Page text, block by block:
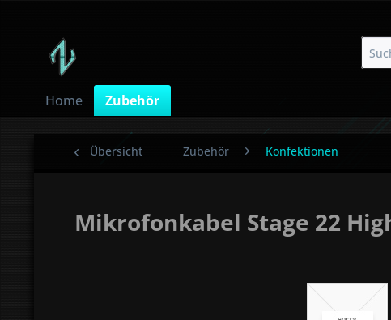
Home Zubehör
Übersicht Zubehör Konfektionen
Mikrofonkabel Stage 22